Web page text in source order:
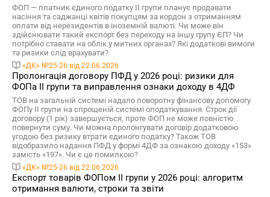
ФОП — платник єдиного податку ІІ групи планує продавати
насіння та саджанці квітів покупцям за кордон з отриманням
оплати від нерезидентів в іноземній валюті. Чи може він
здійснювати такий експорт без переходу на іншу групу ЄП? Чи
потрібно ставати на облік у митних органах? Які додаткові вимоги
та ризики слід врахувати?
«ДК» №25-26 від 22.06.2026
Пролонгація договору ПФД у 2026 році: ризики для
ФОПа ІІ групи та виправлення ознаки доходу в 4ДФ
ТОВ на загальній системі надало поворотну фінансову допомогу
ФОПу ІІ групи на спрощеній системі оподаткування. Строк дії
договору (1 рік) завершується, проте ФОП не може повністю
повернути суму. Чи можна пролонгувати договір додатковою
угодою без ризику втрати єдиного податку? Також ТОВ
відобразило надання ПФД у формі 4ДФ за ознакою доходу «153»
замість «197». Чи є це помилкою?
«ДК» №25-26 від 22.06.2026
Експорт товарів ФОПом ІІ групи у 2026 році: алгоритм
отримання валюти, строки та звіти